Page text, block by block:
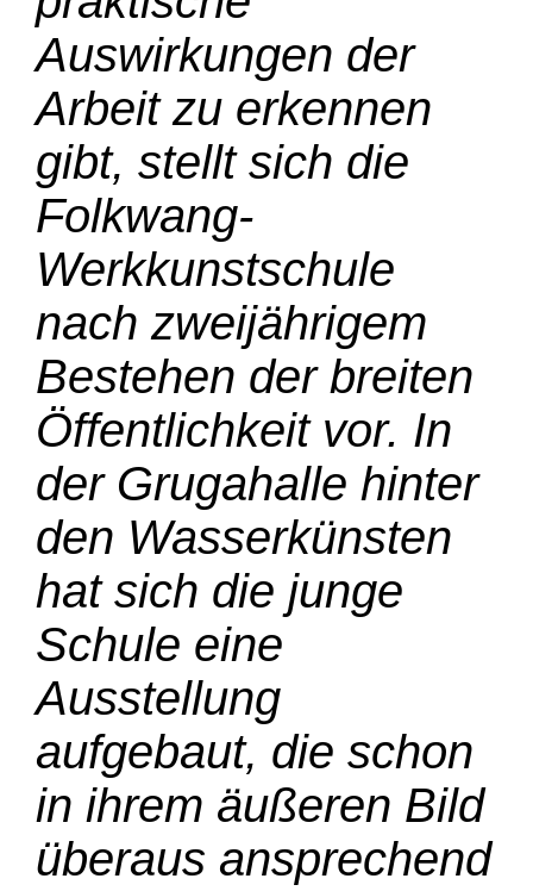
Auswirkungen der
Arbeit zu erkennen
gibt, stellt sich die
Folkwang-
Werkkunstschule
nach zweijährigem
Bestehen der breiten
Öffentlichkeit vor. In
der Grugahalle hinter
den Wasserkünsten
hat sich die junge
Schule eine
Ausstellung
aufgebaut, die schon
in ihrem äußeren Bild
überaus ansprechend